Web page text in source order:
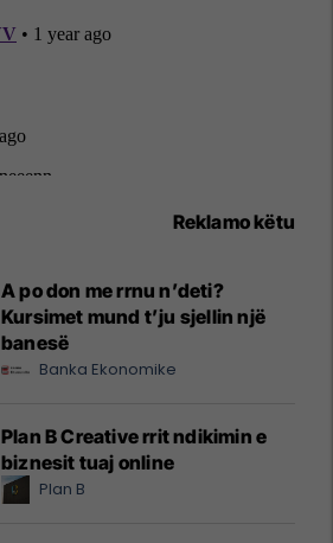
Reklamo këtu
A po don me rrnu n’deti?
Kursimet mund t’ju sjellin një
banesë
Banka Ekonomike
Plan B Creative rrit ndikimin e
biznesit tuaj online
Plan B